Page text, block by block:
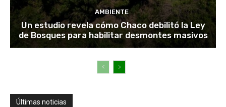
AMBIENTE
Un estudio revela cómo Chaco debilitó la Ley
de Bosques para habilitar desmontes masivos
Últimas noticias